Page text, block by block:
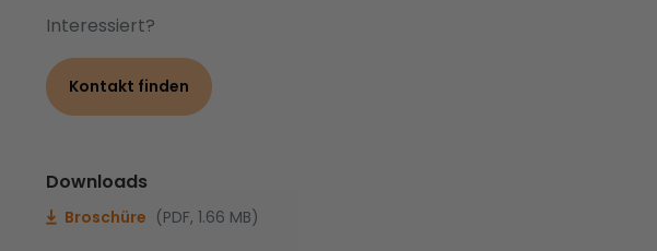
Interessiert?
Kontakt finden
Downloads
Broschüre (PDF, 1.66 MB)